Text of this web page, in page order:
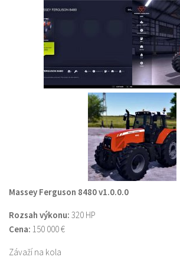
Massey Ferguson 8480 v1.0.0.0
Rozsah výkonu: 320 HP
Cena: 150 000 €
Závaží na kola